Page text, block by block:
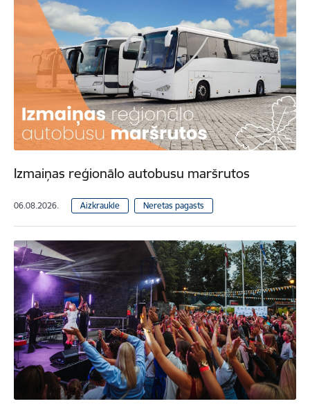
Izmaiņas reģionālo autobusu maršrutos
06.08.2026. Aizkraukle Neretas pagasts